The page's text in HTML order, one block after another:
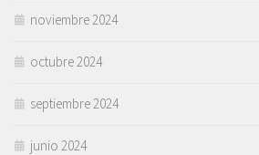
noviembre 2024
octubre 2024
septiembre 2024
junio 2024